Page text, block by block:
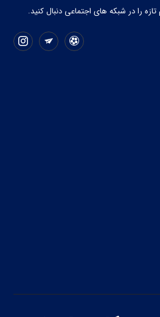
تازه را در شبکه ‌های اجتماعی دنبال کنید.